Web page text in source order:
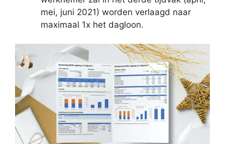
mei, juni 2021) worden verlaagd naar
maximaal 1x het dagloon.